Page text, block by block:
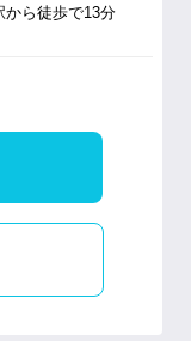
から徒歩で13分